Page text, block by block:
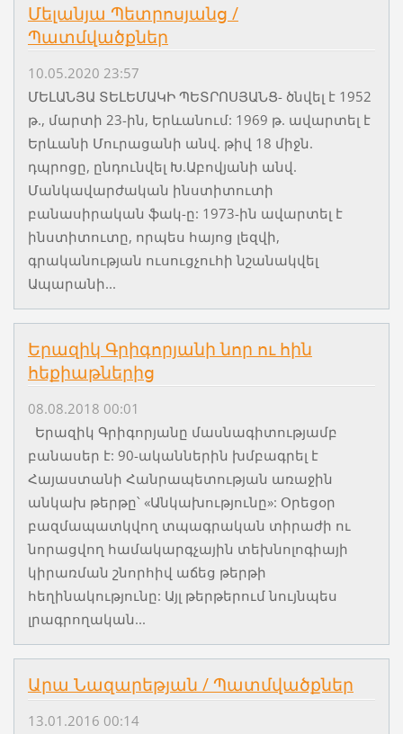
Մելանյա Պետրոսյանց /
Պատմվածքներ
10.05.2020 23:57
ՄԵԼԱՆՅԱ ՏԵԼԵՄԱԿԻ ՊԵՏՐՈՍՅԱՆՑ- ծնվել է 1952
թ., մարտի 23-ին, Երևանում: 1969 թ. ավարտել է
Երևանի Մուրացանի անվ. թիվ 18 միջն.
դպրոցը, ընդունվել Խ.Աբովյանի անվ.
Մանկավարժական ինստիտուտի
բանասիրական ֆակ-ը: 1973-ին ավարտել է
ինստիտուտը, որպես հայոց լեզվի,
գրականության ուսուցչուհի նշանակվել
Ապարանի...
Երազիկ Գրիգորյանի նոր ու հին
հեքիաթներից
08.08.2018 00:01
Երազիկ Գրիգորյանը մասնագիտությամբ
բանասեր է: 90-ականներին խմբագրել է
Հայաստանի Հանրապետության առաջին
անկախ թերթը՝ «Անկախությունը»: Օրեցօր
բազմապատկվող տպագրական տիրաժի ու
նորացվող համակարգչային տեխնոլոգիայի
կիրառման շնորհիվ աճեց թերթի
հեղինակությունը: Այլ թերթերում նույնպես
լրագրողական...
Արա Նազարեթյան / Պատմվածքներ
13.01.2016 00:14